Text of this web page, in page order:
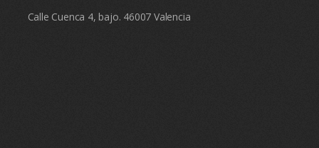
Calle Cuenca 4, bajo. 46007 Valencia